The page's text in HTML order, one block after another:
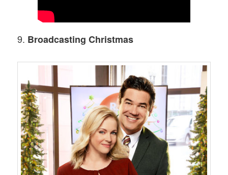
9. Broadcasting Christmas